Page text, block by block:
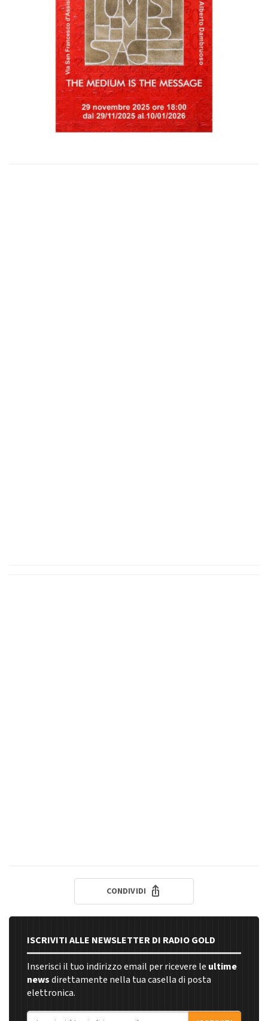
CONDIVIDI
ISCRIVITI ALLE NEWSLETTER DI RADIO GOLD
Inserisci il tuo indirizzo email per ricevere le ultime
newsdirettamente nella tua casella di posta
elettronica.
Indirizzo email